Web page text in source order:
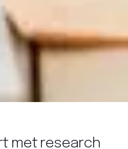
met research